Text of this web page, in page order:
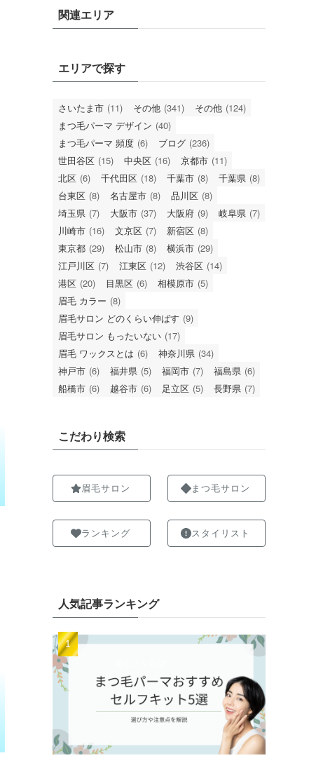
関連エリア
エリアで探す
さいたま市 (11) その他 (341) その他 (124)
まつ毛パーマ デザイン (40)
まつ毛パーマ 頻度 (6) ブログ (236)
世田谷区 (15) 中央区 (16) 京都市 (11)
北区 (6) 千代田区 (18) 千葉市 (8) 千葉県 (8)
台東区 (8) 名古屋市 (8) 品川区 (8)
埼玉県 (7) 大阪市 (37) 大阪府 (9) 岐阜県 (7)
川崎市 (16) 文京区 (7) 新宿区 (8)
東京都 (29) 松山市 (8) 横浜市 (29)
江戸川区 (7) 江東区 (12) 渋谷区 (14)
港区 (20) 目黒区 (6) 相模原市 (5)
眉毛 カラー (8)
眉毛サロン どのくらい伸ばす (9)
眉毛サロン もったいない (17)
眉毛 ワックスとは (6) 神奈川県 (34)
神戸市 (6) 福井県 (5) 福岡市 (7) 福島県 (6)
船橋市 (6) 越谷市 (6) 足立区 (5) 長野県 (7)
こだわり検索
眉毛サロン
ランキング
まつ毛サロン
スタイリスト
人気記事ランキング